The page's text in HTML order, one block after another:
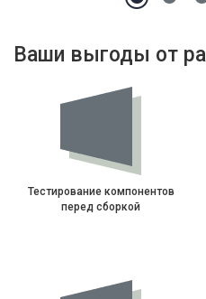
Ваши выгоды от
Тестирование компонентов
перед сборкой